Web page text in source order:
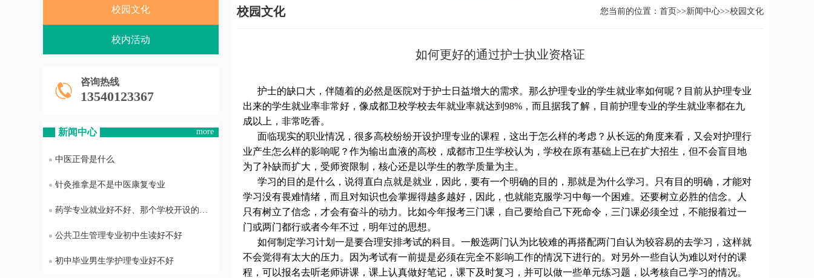
校园文化
校内活动
咨询热线
13540123367
新闻中心 more
中医正骨是什么
针灸推拿是不是中医康复专业
药学专业就业好不好、那个学校开设的药学专业最好
公共卫生管理专业初中生读好不好
初中毕业男生学护理专业好不好
校园文化 您当前的位置：首页>>新闻中心>>校园文化
如何更好的通过护士执业资格证
护士的缺口大，伴随着的必然是医院对于护士日益增大的需求。那么护理专业的学生就业率如何呢？目前从护理专业
出来的学生就业率非常好，像成都卫校学校去年就业率就达到98%，而且据我了解，目前护理专业的学生就业率都在九
成以上，非常吃香。
面临现实的职业情况，很多高校纷纷开设护理专业的课程，这出于怎么样的考虑？从长远的角度来看，又会对护理行
业产生怎么样的影响呢？作为输出血液的高校，成都市卫生学校认为，学校在原有基础上已在扩大招生，但不会盲目地
为了补缺而扩大，受师资限制，核心还是以学生的教学质量为主。
学习的目的是什么，说得直白点就是就业，因此，要有一个明确的目的，那就是为什么学习。只有目的明确，才能对
学习没有畏难情绪，而且对知识也会掌握得越多越好，因此，也就能克服学习中每一个困难。还要树立必胜的信念。人
只有树立了信念，才会有奋斗的动力。比如今年报考三门课，自己要给自己下死命令，三门课必须全过，不能报着过一
门或两门都行或者今年不过，明年过的思想。
如何制定学习计划一是要合理安排考试的科目。一般选两门认为比较难的再搭配两门自认为较容易的去学习，这样就
不会觉得有太大的压力。因为考试有一前提是必须在完全不影响工作的情况下进行的。对另外一些自认为难以对付的课
程，可以报名去听老师讲课，课上认真做好笔记，课下及时复习，并可以做一些单元练习题，以考核自己学习的情况。